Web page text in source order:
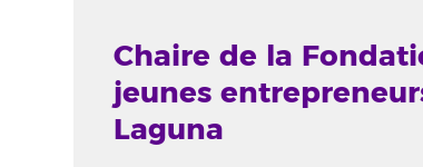
Chaire de la
jeunes
Laguna